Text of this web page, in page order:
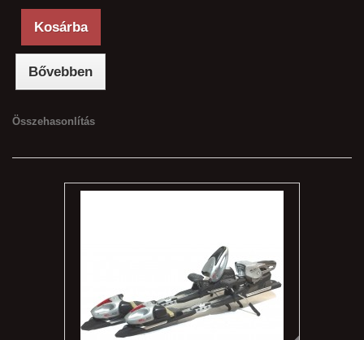
Kosárba
Bővebben
Összehasonlítás